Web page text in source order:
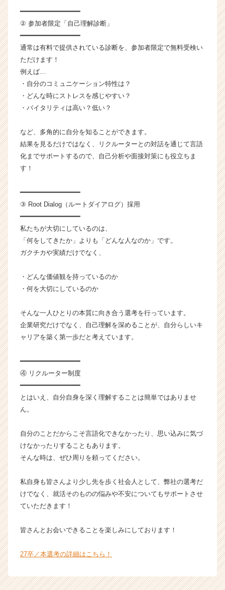
チ
キ
（C
h
e
r
C
a
━━━━━━━━━━━━━━━
② 参加者限定「自己理解診断」
━━━━━━━━━━━━━━━
通常は有料で提供されている診断を、参加者限定で無料受検い
ただけます！
例えば…
・自分のコミュニケーション特性は？
・どんな時にストレスを感じやすい？
・バイタリティは高い？低い？
など、多角的に自分を知ることができます。
結果を見るだけではなく、リクルーターとの対話を通じて言語
化までサポートするので、自己分析や面接対策にも役立ちま
す！
━━━━━━━━━━━━━━━
③ Root Dialog（ルートダイアログ）採用
━━━━━━━━━━━━━━━
私たちが大切にしているのは、
「何をしてきたか」よりも「どんな人なのか」です。
ガクチカや実績だけでなく、
・どんな価値観を持っているのか
・何を大切にしているのか
そんな一人ひとりの本質に向き合う選考を行っています。
企業研究だけでなく、自己理解を深めることが、自分らしいキ
ャリアを築く第一歩だと考えています。
━━━━━━━━━━━━━━━
④ リクルーター制度
━━━━━━━━━━━━━━━
とはいえ、自分自身を深く理解することは簡単ではありませ
ん。
自分のことだからこそ言語化できなかったり、思い込みに気づ
けなかったりすることもあります。
そんな時は、ぜひ周りを頼ってください。
私自身も皆さんより少し先を歩く社会人として、弊社の選考だ
けでなく、就活そのものの悩みや不安についてもサポートさせ
ていただきます！
皆さんとお会いできることを楽しみにしております！
27卒／本選考の詳細はこちら！